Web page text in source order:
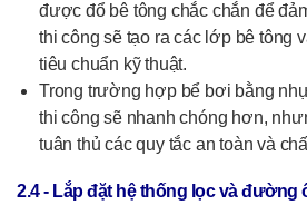
được đổ bê tông chắc chắn để
thi công sẽ tạo ra các lớp bê tông
tiêu chuẩn kỹ thuật.
Trong trường hợp bể bơi bằng
thi công sẽ nhanh chóng hơn,
tuân thủ các quy tắc an toàn và
2.4 - Lắp đặt hệ thống lọc và đường